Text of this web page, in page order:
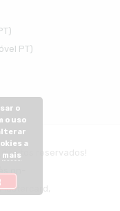
PT)
reservados!
o
o uso
a
mais